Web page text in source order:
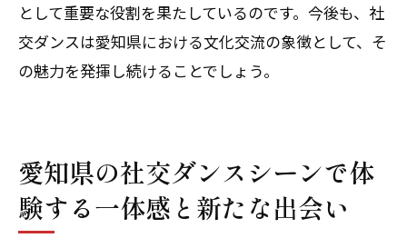
として重要な役割を果たしているのです。今後も、社
交ダンスは愛知県における文化交流の象徴として、そ
の魅力を発揮し続けることでしょう。
愛知県の社交ダンスシーンで体
験する一体感と新たな出会い